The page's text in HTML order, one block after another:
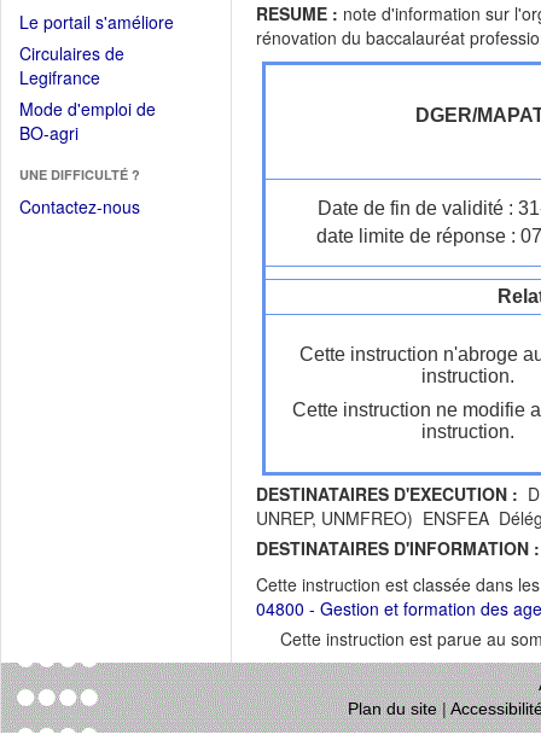
Le portail s'améliore(Fichier
Circulaires de
Legifrance(Ouvrir
dans
une
fenêtre)
Mode d'emploi de
BO-agri(Ouvrir
une
nouvelle
UNE DIFFICULTÉ ?
Contactez-nous
RESUME : note d'information sur
rénovation du baccalauréat
DGER/
Date de fin de validité :
date limite de réponse :
Cette instruction n'abroge
instruction.
Cette instruction ne modifie
instruction.
DESTINATAIRES D'EXECUTION :
UNREP, UNMFREO) ENSFEA
DESTINATAIRES D'INFORMATION :
Cette instruction est classée dans
04800 - Gestion et formation des
Cette instruction est parue au
Plan du site|